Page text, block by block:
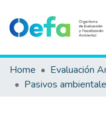
Communities &
All of DSpace
Home Evaluación
Pasivos